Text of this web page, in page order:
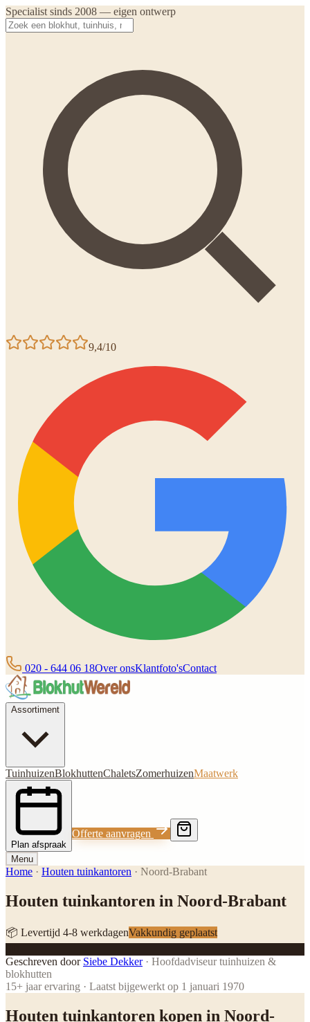
Specialist sinds 2008 — eigen ontwerp
9,4/10
020 - 644 06 18Over onsKlantfoto'sContact
Assortiment
TuinhuizenBlokhuttenChaletsZomerhuizenMaatwerk
Plan afspraak
Offerte aanvragen
Menu
Home · Houten tuinkantoren · Noord-Brabant
Houten tuinkantoren in Noord-Brabant
📦 Levertijd 4-8 werkdagenVakkundig geplaatst
Geschreven door Siebe Dekker· Hoofdadviseur tuinhuizen &
blokhutten
15+ jaar ervaring · Laatst bijgewerkt op 1 januari 1970
Houten tuinkantoren kopen in Noord-